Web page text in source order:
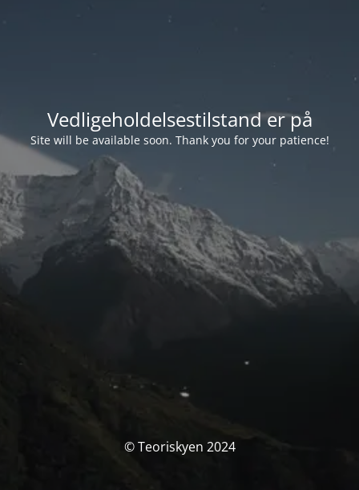
Vedligeholdelsestilstand er på
Site will be available soon. Thank you for your patience!
© Teoriskyen 2024